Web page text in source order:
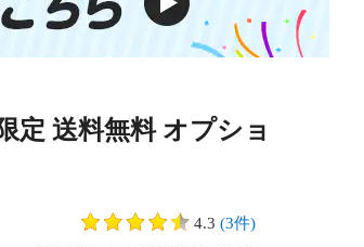
定 送料無料 オプショ
4.3 (3件)